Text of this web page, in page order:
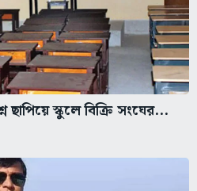
ছাপিয়ে স্কুলে বিক্রি সংঘের...